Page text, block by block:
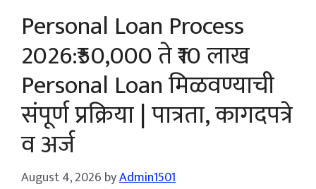
Personal Loan Process
2026:₹50,000 ते ₹10 लाख
Personal Loan मिळवण्याची
संपूर्ण प्रक्रिया | पात्रता, कागदपत्रे
व अर्ज
August 4, 2026 byAdmin1501